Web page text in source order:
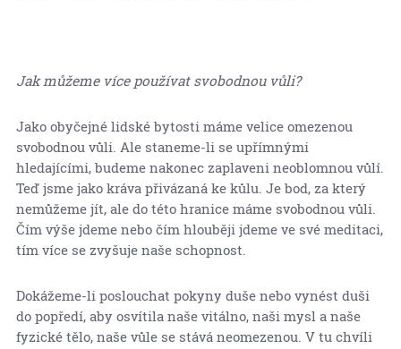
Jak můžeme více používat svobodnou vůli?
Jako obyčejné lidské bytosti máme velice omezenou
svobodnou vůli. Ale staneme-li se upřímnými
hledajícími, budeme nakonec zaplaveni neoblomnou vůlí.
Teď jsme jako kráva přivázaná ke kůlu. Je bod, za který
nemůžeme jít, ale do této hranice máme svobodnou vůli.
Čím výše jdeme nebo čím hlouběji jdeme ve své meditaci,
tím více se zvyšuje naše schopnost.
Dokážeme-li poslouchat pokyny duše nebo vynést duši
do popředí, aby osvítila naše vitálno, naši mysl a naše
fyzické tělo, naše vůle se stává neomezenou. V tu chvíli